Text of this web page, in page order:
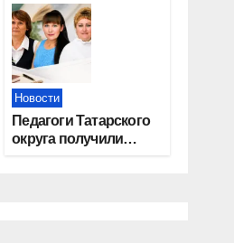
«Единой России»
контролируют
работы на
социальных
объектах
Новости
Педагоги Татарского
округа получили